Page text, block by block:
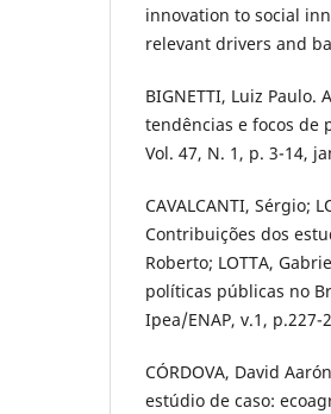
innovation to social
relevant drivers and
BIGNETTI, Luiz Paulo.
tendências e focos de
Vol. 47, N. 1, p. 3-14,
CAVALCANTI, Sérgio;
Contribuições dos
Roberto; LOTTA,
políticas públicas no
Ipea/ENAP, v.1, p.227-
CÓRDOVA, David
estúdio de caso: